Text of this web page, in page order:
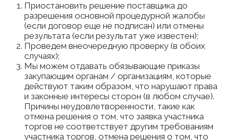
Приостановить решение поставщика до
разрешения основной процедурной жалобы
(если договор еще не подписан) или отмены
результата (если результат уже известен);
Проведем внеочередную проверку (в обоих
случаях);
Мы можем отдавать обязывающие приказы
закупающим органам / организациям, которые
действуют таким образом, что нарушают права
и законные интересы сторон (в любом случае).
Причины неудовлетворенности, такие как
отмена решения о том, что заявка участника
торгов не соответствует другим требованиям
участника торгов, отмена решения о том, что